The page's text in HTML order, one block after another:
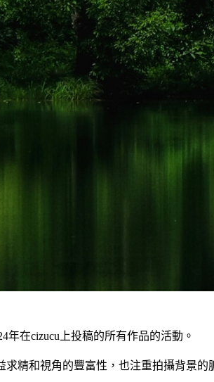
年在cizucu上投稿的所有作品的活動。
精和視角的豐富性，也注重拍攝背景的